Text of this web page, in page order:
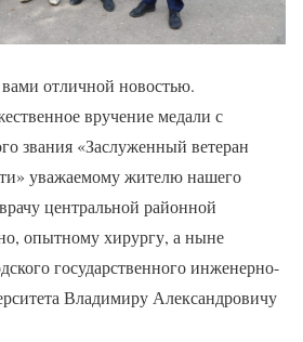
отличной новостью.
вручение медали с
звания «Заслуженный ветеран
уважаемому жителю нашего
центральной районной
опытному хирургу, а ныне
государственного инженерно-
Владимиру Александровичу